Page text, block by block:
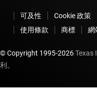
可及性 Cookie 政策
使用條款
商標 網
© Copyright 1995-2026Texas
利。